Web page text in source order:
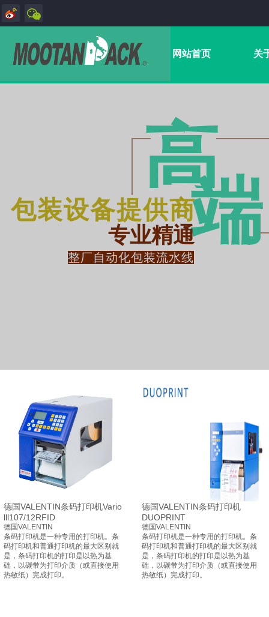
网站首页 关
包装设备提供商
高
专业精通端​
整厂自动化包装流水线
德国VALENTIN条码打印机Vario
lll107/12RFID
德国VALENTIN
条码打印机是一种专用的打印机。条
码打印机和普通打印机的最大区别就
是，条码打印机的打印是以热为基
础，以碳带为打印介质（或直接使用
热敏纸）完成打印。
德国VALENTIN条码打印机
DUOPRINT
德国VALENTIN
条码打印机是一种专用的打印机。条
码打印机和普通打印机的最大区别就
是，条码打印机的打印是以热为基
础，以碳带为打印介质（或直接使用
热敏纸）完成打印。